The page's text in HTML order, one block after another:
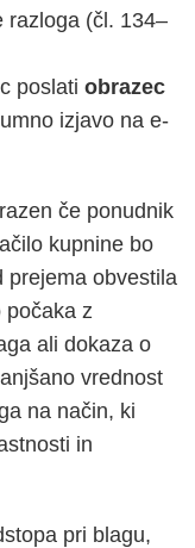
razloga (čl. 134–
poslati obrazec
izjavo na e-
če ponudnik
kupnine bo
prejema obvestila
počaka z
ali dokaza o
vrednost
na način, ki
in
pri blagu,